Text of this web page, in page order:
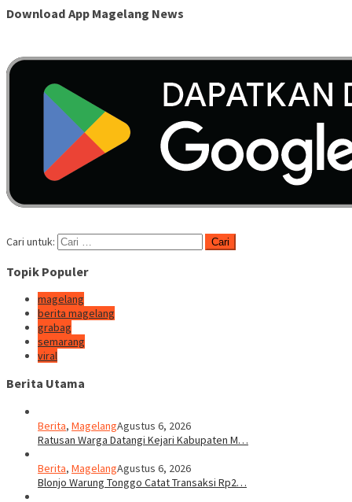
Download App Magelang News
Cari untuk:
Topik Populer
magelang
berita magelang
grabag
semarang
viral
Berita Utama
Berita, MagelangAgustus 6, 2026
Ratusan Warga Datangi Kejari Kabupaten M…
Berita, MagelangAgustus 6, 2026
Blonjo Warung Tonggo Catat Transaksi Rp2…